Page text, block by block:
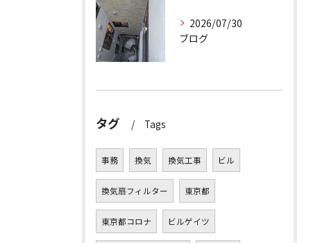
2026/07/30
ブログ
タグ Tags
事務 換気 換気工事 ビル
換気扇フィルター 東京都
東京都コロナ ビルゲイツ